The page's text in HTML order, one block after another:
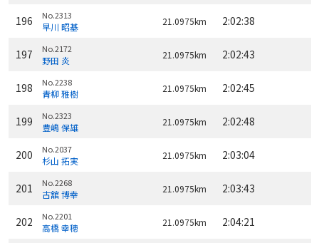
196 No.2313
早川 昭基 21.0975km 2:02:38
197 No.2172
野田 炎 21.0975km 2:02:43
198 No.2238
青柳 雅樹 21.0975km 2:02:45
199 No.2323
豊嶋 保雄 21.0975km 2:02:48
200 No.2037
杉山 拓実 21.0975km 2:03:04
201 No.2268
古舘 博幸 21.0975km 2:03:43
202 No.2201
高橋 幸穂 21.0975km 2:04:21